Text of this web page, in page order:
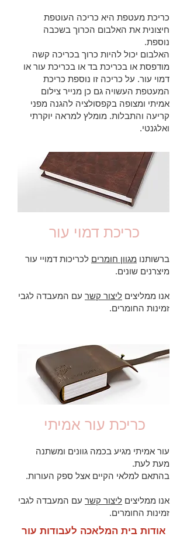
כריכת מעטפת היא כריכה העוטפת
חיצונית את האלבום הכרוך בשכבה
נוספת.
האלבום יכול להיות כרוך בכריכה קשה
מודפסת או בכריכת בד או בכריכת עור או
דמוי עור. על כריכה זו נוספת כריכת
המעטפת העשויה גם כן מנייר צילום
אמיתי ומצופה בקפסולציה להגנה מפני
קריעה והתבלות. מומלץ למראה יוקרתי
ואלגנטי.
כריכת דמוי עור
ברשותנו מגוון חומרים לכריכות דמויי עור
מיצרנים שונים.
אנו ממליצים ליצור קשר עם המעבדה לגבי
זמינות החומרים.
כריכת עור אמיתי
עור אמיתי מגיע בכמה גוונים ומשתנה
מעת לעת.
בהתאם למלאי הקיים אצל ספק העורות.
אנו ממליצים ליצור קשר עם המעבדה לגבי
זמינות החומרים.
אודות בית המלאכה לעבודות עור